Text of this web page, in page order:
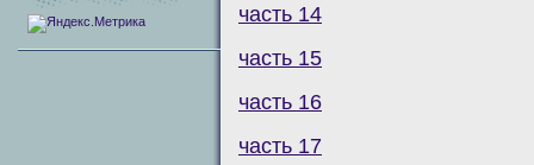
часть 14
часть 15
часть 16
часть 17